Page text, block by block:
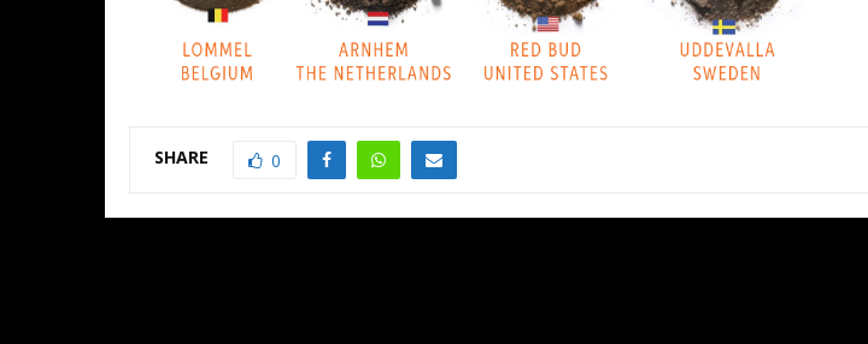
SHARE 0